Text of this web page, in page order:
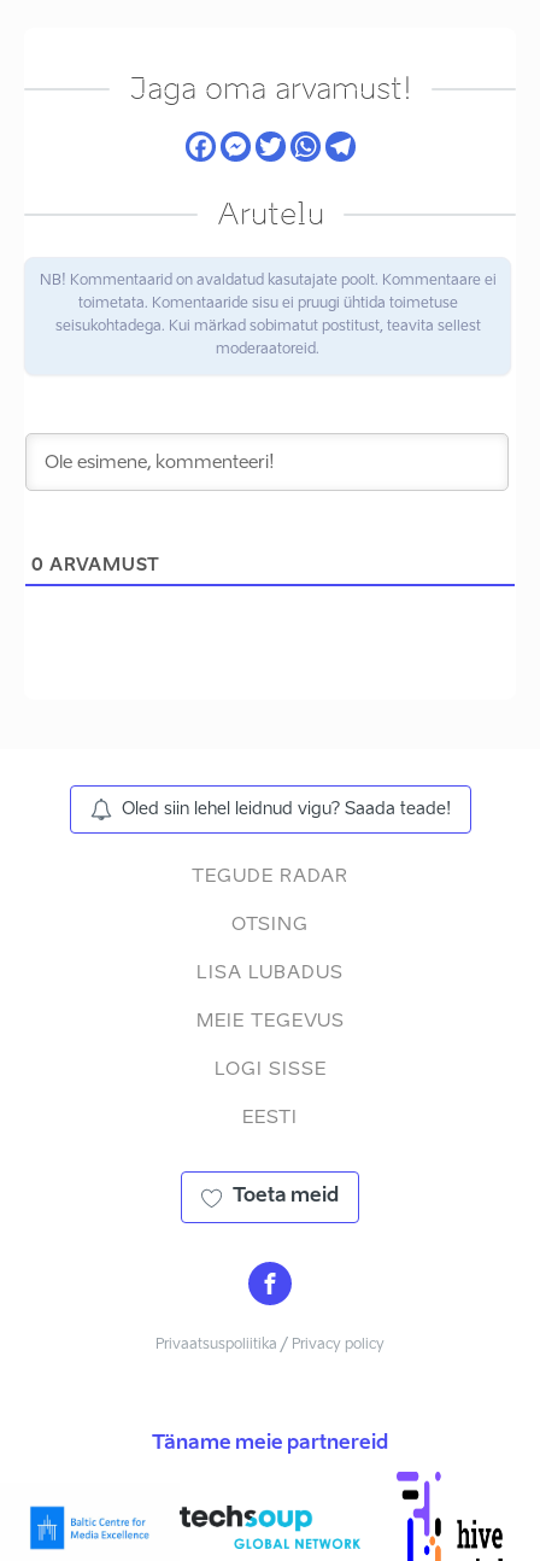
Jaga oma arvamust!
Arutelu
NB! Kommentaarid on avaldatud kasutajate poolt. Kommentaare ei
toimetata. Komentaaride sisu ei pruugi ühtida toimetuse
seisukohtadega. Kui märkad sobimatut postitust, teavita sellest
moderaatoreid.
0 ARVAMUST
Oled siin lehel leidnud vigu? Saada teade!
TEGUDE RADAR
OTSING
LISA LUBADUS
MEIE TEGEVUS
LOGI SISSE
EESTI
Toeta meid
Privaatsuspoliitika / Privacy policy
Täname meie partnereid